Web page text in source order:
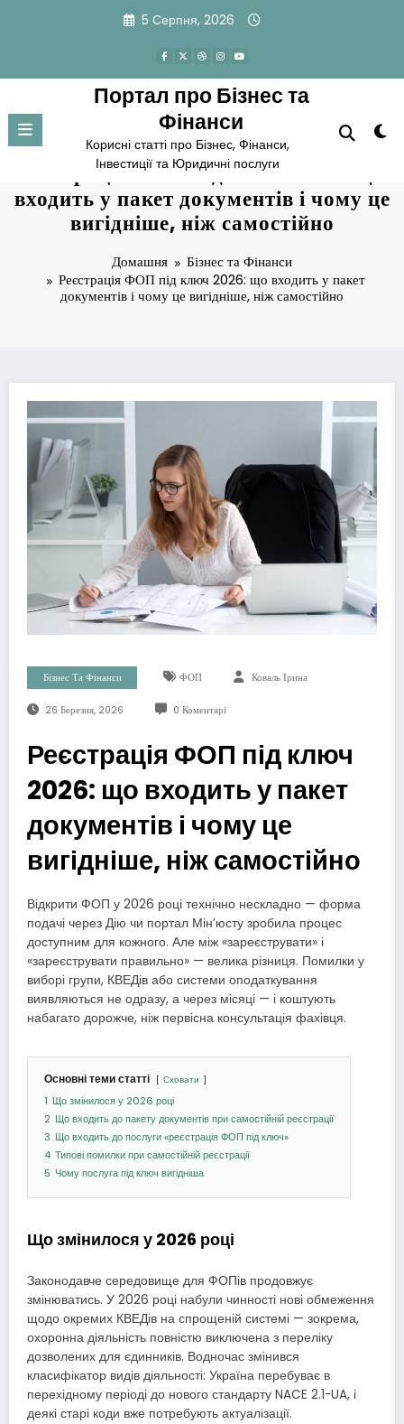
5 Серпня, 2026
Портал про Бізнес та
Фінанси
Корисні статті про Бізнес, Фінанси,
Інвестиції та Юридичні послуги
Реєстрація ФОП під ключ 2026: що
входить у пакет документів і чому це
вигідніше, ніж самостійно
Домашня
Бізнес та Фінанси
Реєстрація ФОП під ключ 2026: що входить у пакет
документів і чому це вигідніше, ніж самостійно
Бізнес Та Фінанси ФОП Коваль Ірина
26 Березня, 2026 0 Коментарі
Реєстрація ФОП під ключ
2026: що входить у пакет
документів і чому це
вигідніше, ніж самостійно
Відкрити ФОП у 2026 році технічно нескладно — форма
подачі через Дію чи портал Мін’юсту зробила процес
доступним для кожного. Але між «зареєструвати» і
«зареєструвати правильно» — велика різниця. Помилки у
виборі групи, КВЕДів або системи оподаткування
виявляються не одразу, а через місяці — і коштують
набагато дорожче, ніж первісна консультація фахівця.
Основні теми статті Сховати
1 Що змінилося у 2026 році
2 Що входить до пакету документів при самостійній реєстрації
3 Що входить до послуги «реєстрація ФОП під ключ»
4 Типові помилки при самостійній реєстрації
5 Чому послуга під ключ вигідніша
Що змінилося у 2026 році
Законодавче середовище для ФОПів продовжує
змінюватись. У 2026 році набули чинності нові обмеження
щодо окремих КВЕДів на спрощеній системі — зокрема,
охоронна діяльність повністю виключена з переліку
дозволених для єдинників. Водночас змінився
класифікатор видів діяльності: Україна перебуває в
перехідному періоді до нового стандарту NACE 2.1-UA, і
деякі старі коди вже потребують актуалізації.